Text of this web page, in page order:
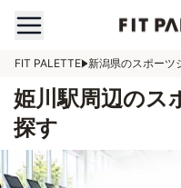
FIT PALETTE 新潟県のスポーツ
姫川駅周辺のス
探す